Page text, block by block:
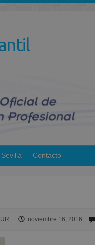
Sevilla Contacto
noviembre 16, 2016